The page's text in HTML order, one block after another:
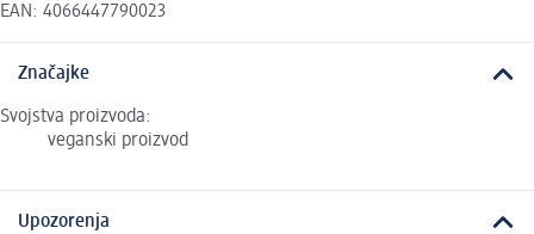
EAN: 4066447790023
Značajke
Svojstva proizvoda:
veganski proizvod
Upozorenja